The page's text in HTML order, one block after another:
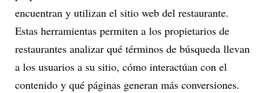
encuentran y utilizan el sitio web del restaurante.
Estas herramientas permiten a los propietarios de
restaurantes analizar qué términos de búsqueda llevan
a los usuarios a su sitio, cómo interactúan con el
contenido y qué páginas generan más conversiones.